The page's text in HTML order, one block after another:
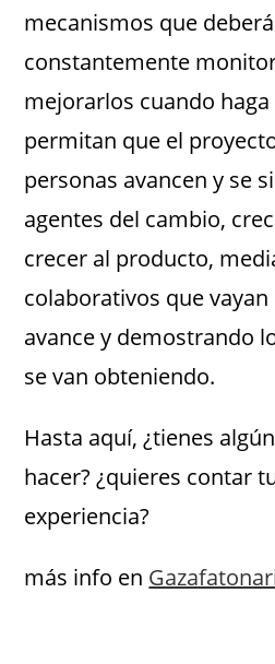
mecanismos que
constantemente
mejorarlos cuando
permitan que el
personas avancen y se
agentes del cambio,
crecer al producto,
colaborativos que
avance y demostrando
se van obteniendo.
Hasta aquí, ¿tienes
hacer? ¿quieres contar
experiencia?
más info en